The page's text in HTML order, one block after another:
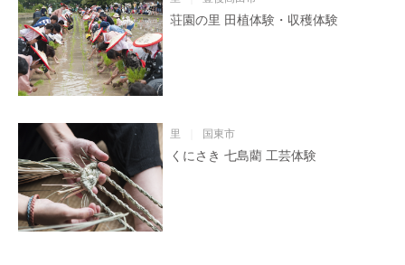
荘園の里 田植体験・収穫体験
里 国東市
くにさき 七島藺 工芸体験